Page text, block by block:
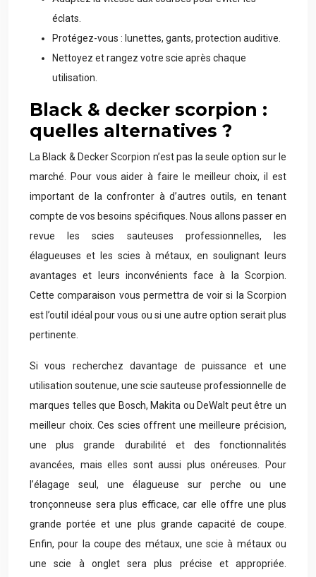
éclats.
Protégez-vous : lunettes, gants, protection auditive.
Nettoyez et rangez votre scie après chaque
utilisation.
Black & decker scorpion :
quelles alternatives ?
La Black & Decker Scorpion n’est pas la seule option sur le
marché. Pour vous aider à faire le meilleur choix, il est
important de la confronter à d’autres outils, en tenant
compte de vos besoins spécifiques. Nous allons passer en
revue les scies sauteuses professionnelles, les
élagueuses et les scies à métaux, en soulignant leurs
avantages et leurs inconvénients face à la Scorpion.
Cette comparaison vous permettra de voir si la Scorpion
est l’outil idéal pour vous ou si une autre option serait plus
pertinente.
Si vous recherchez davantage de puissance et une
utilisation soutenue, une scie sauteuse professionnelle de
marques telles que Bosch, Makita ou DeWalt peut être un
meilleur choix. Ces scies offrent une meilleure précision,
une plus grande durabilité et des fonctionnalités
avancées, mais elles sont aussi plus onéreuses. Pour
l’élagage seul, une élagueuse sur perche ou une
tronçonneuse sera plus efficace, car elle offre une plus
grande portée et une plus grande capacité de coupe.
Enfin, pour la coupe des métaux, une scie à métaux ou
une scie à onglet sera plus précise et appropriée.